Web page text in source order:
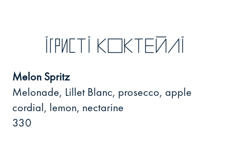
Ігристі КОКТЕЙЛІ
Melon Spritz
Melonade, Lillet Blanc, prosecco, apple
cordial, lemon, nectarine
330